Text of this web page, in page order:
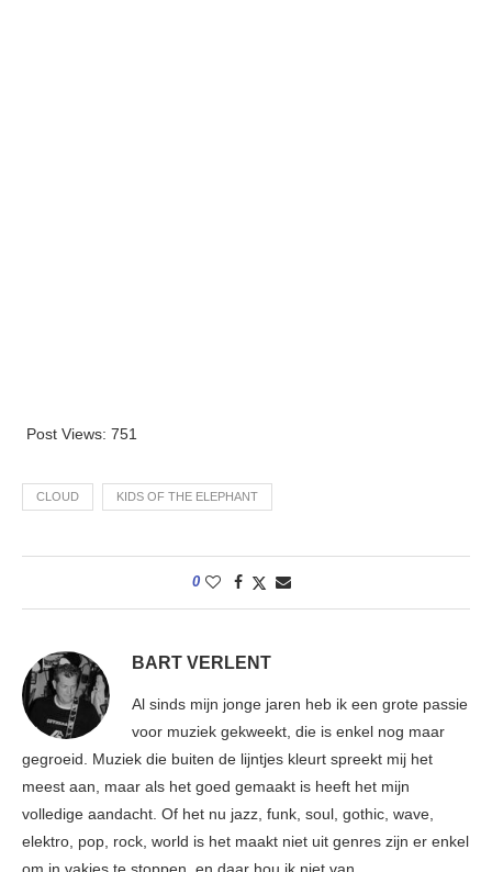
Post Views: 751
CLOUD KIDS OF THE ELEPHANT
0
BART VERLENT
Al sinds mijn jonge jaren heb ik een grote passie
voor muziek gekweekt, die is enkel nog maar
gegroeid. Muziek die buiten de lijntjes kleurt spreekt mij het
meest aan, maar als het goed gemaakt is heeft het mijn
volledige aandacht. Of het nu jazz, funk, soul, gothic, wave,
elektro, pop, rock, world is het maakt niet uit genres zijn er enkel